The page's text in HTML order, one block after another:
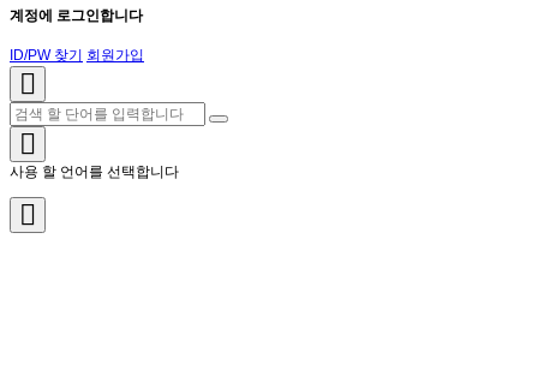
계정에 로그인합니다
ID/PW 찾기 회원가입
사용 할 언어를 선택합니다